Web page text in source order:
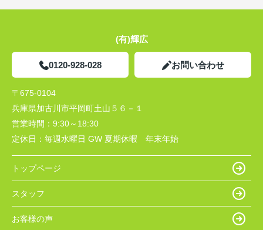
(有)輝広
0120-928-028 お問い合わせ
〒675-0104
兵庫県加古川市平岡町土山５６－１
営業時間： 9:30～18:30
定休日： 毎週水曜日 GW 夏期休暇 年末年始
トップページ
スタッフ
お客様の声